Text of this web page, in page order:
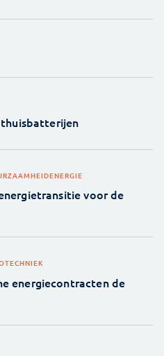
ENERGIE
voor de
energiecontracten de